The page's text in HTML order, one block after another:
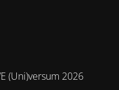
(Uni)versum 2026